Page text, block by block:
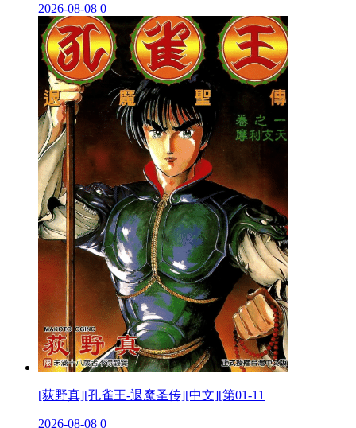
2026-08-08 0
[荻野真][孔雀王-退魔圣传][中文][第01-11
2026-08-08 0